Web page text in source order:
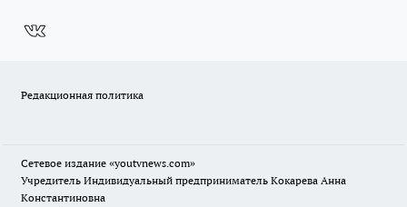
Редакционная политика
Сетевое издание «youtvnews.com»
Учредитель Индивидуальный предприниматель Кокарева Анна
Константиновна